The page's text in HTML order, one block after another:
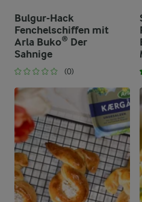
Bulgur-Hack
Fenchelschiffen mit
Arla Buko® Der
Sahnige
(0)